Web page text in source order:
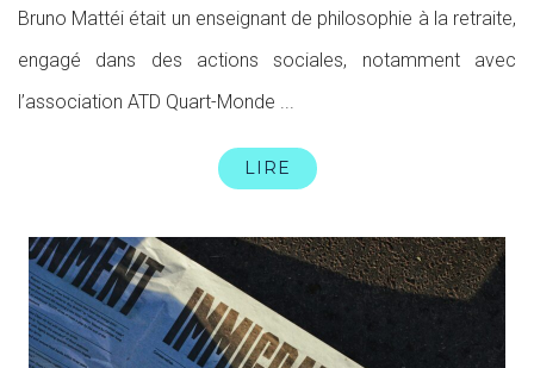
Bruno Mattéi était un enseignant de philosophie à la retraite,
engagé dans des actions sociales, notamment avec
l’association ATD Quart-Monde ...
LIRE